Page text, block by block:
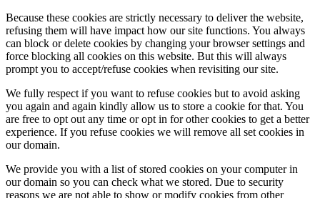
Because these cookies are strictly necessary to deliver the website,
refusing them will have impact how our site functions. You always
can block or delete cookies by changing your browser settings and
force blocking all cookies on this website. But this will always
prompt you to accept/refuse cookies when revisiting our site.
We fully respect if you want to refuse cookies but to avoid asking
you again and again kindly allow us to store a cookie for that. You
are free to opt out any time or opt in for other cookies to get a better
experience. If you refuse cookies we will remove all set cookies in
our domain.
We provide you with a list of stored cookies on your computer in
our domain so you can check what we stored. Due to security
reasons we are not able to show or modify cookies from other